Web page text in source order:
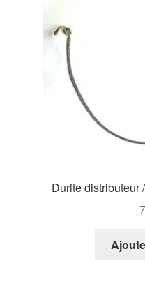
Durite distributeur